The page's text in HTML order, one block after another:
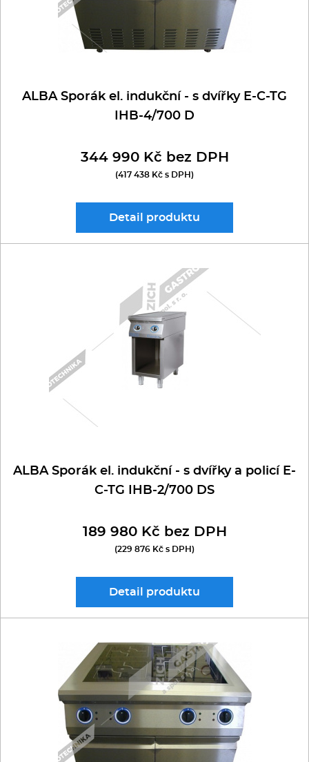
ALBA Sporák el. indukční - s dvířky E-C-TG
IHB-4/700 D
344 990 Kč bez DPH
(417 438 Kč s DPH)
Detail produktu
ALBA Sporák el. indukční - s dvířky a policí E-
C-TG IHB-2/700 DS
189 980 Kč bez DPH
(229 876 Kč s DPH)
Detail produktu